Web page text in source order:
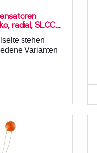
radial, SLCC /
stehen
Varianten